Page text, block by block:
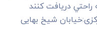
راحتي دريافت کنند
شیخ بهایی